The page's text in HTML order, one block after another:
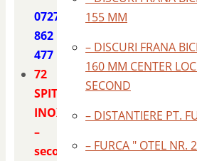
0727
862
477
72
SPITE
INOX
–
second
155 MM
– DISCURI FRANA
160 MM CENTER
SECOND
– DISTANTIERE PT.
– FURCA ″ OTEL NR.